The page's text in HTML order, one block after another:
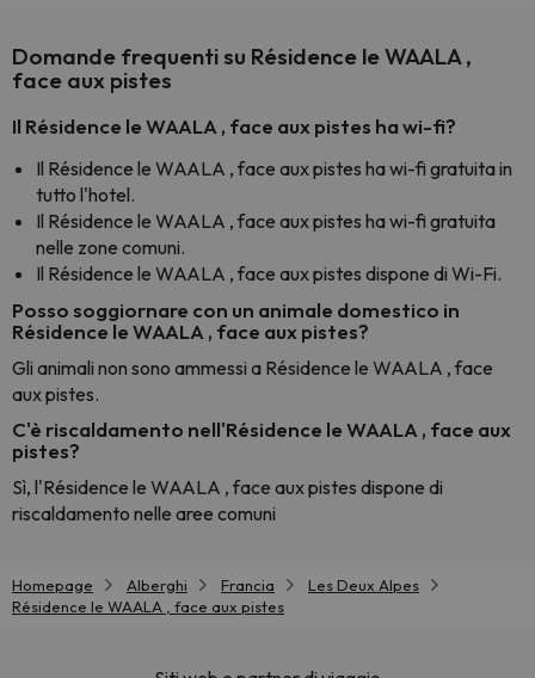
Domande frequenti su Résidence le WAALA ,
face aux pistes
Il Résidence le WAALA , face aux pistes ha wi-fi?
Il Résidence le WAALA , face aux pistes ha wi-fi gratuita in
tutto l'hotel.
Il Résidence le WAALA , face aux pistes ha wi-fi gratuita
nelle zone comuni.
Il Résidence le WAALA , face aux pistes dispone di Wi-Fi.
Posso soggiornare con un animale domestico in
Résidence le WAALA , face aux pistes?
Gli animali non sono ammessi a Résidence le WAALA , face
aux pistes.
C'è riscaldamento nell'Résidence le WAALA , face aux
pistes?
Sì, l'Résidence le WAALA , face aux pistes dispone di
riscaldamento nelle aree comuni
Homepage Alberghi Francia
Les Deux Alpes
Résidence le WAALA , face aux pistes